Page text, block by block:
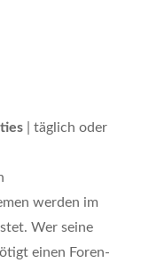
| täglich oder
werden im
Wer seine
einen Foren-